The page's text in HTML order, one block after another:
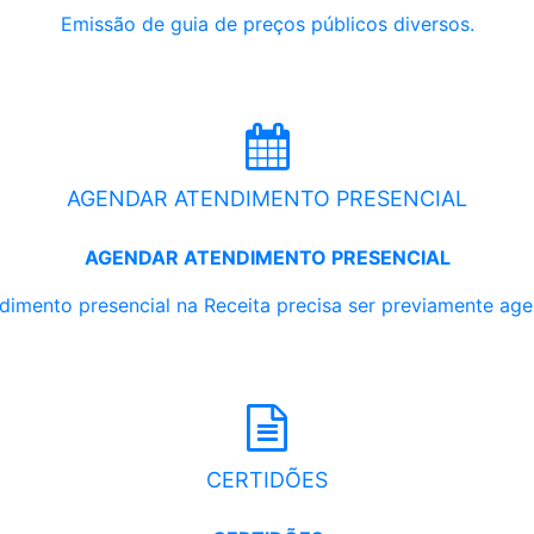
Emissão de guia de preços públicos diversos.
AGENDAR ATENDIMENTO PRESENCIAL
AGENDAR ATENDIMENTO PRESENCIAL
presencial na Receita precisa ser previamente
CERTIDÕES